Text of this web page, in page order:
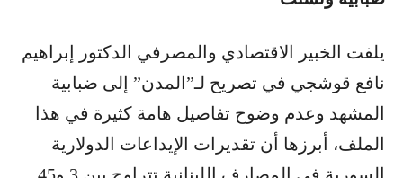
يلفت الخبير الاقتصادي والمصرفي الدكتور إبراهيم
نافع قوشجي في تصريح لـ”المدن” إلى ضبابية
المشهد وعدم وضوح تفاصيل هامة كثيرة في هذا
الملف، أبرزها أن تقديرات الإيداعات الدولارية
السورية في المصارف اللبنانية تتراوح بين 3 و45